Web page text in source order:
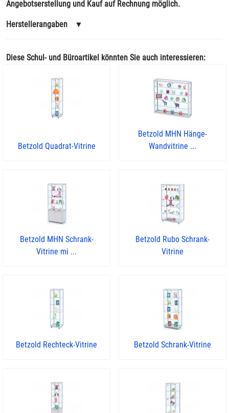
Angebotserstellung und Kauf auf Rechnung möglich.
Herstellerangaben ▼
Diese Schul- und Büroartikel könnten Sie auch interessieren:
Betzold Quadrat-Vitrine
Betzold MHN Hänge-
Wandvitrine ...
Betzold MHN Schrank-
Vitrine mi ...
Betzold Rubo Schrank-
Vitrine
Betzold Rechteck-Vitrine Betzold Schrank-Vitrine